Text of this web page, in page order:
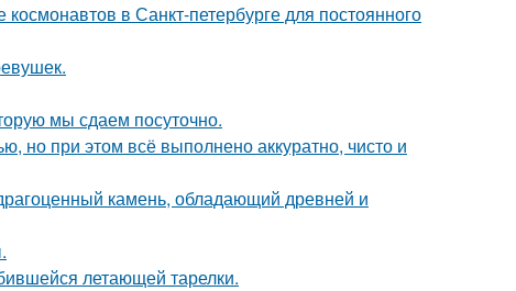
в Санкт-петербурге для постоянного
мы сдаем посуточно.
но при этом всё выполнено аккуратно, чисто и
камень, обладающий древней и
летающей тарелки.